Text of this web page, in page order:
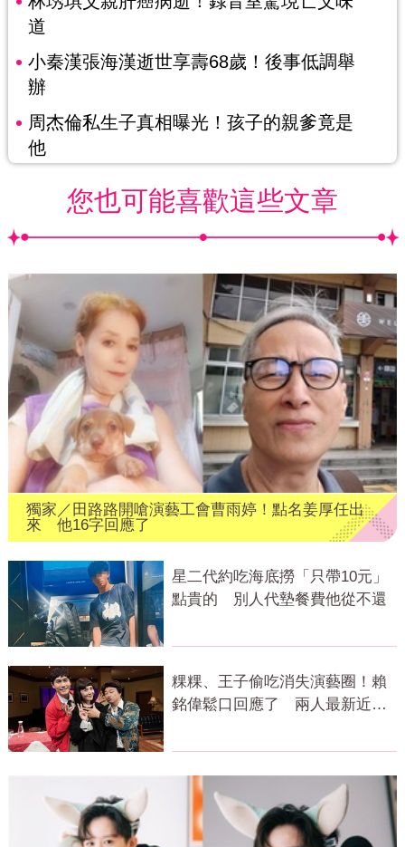
道
小秦漢張海漢逝世享壽68歲！後事低調舉
辦
周杰倫私生子真相曝光！孩子的親爹竟是
他
您也可能喜歡這些文章
獨家／田路路開嗆演藝工會曹雨婷！點名姜厚任出
來 他16字回應了
星二代約吃海底撈「只帶10元」
點貴的 別人代墊餐費他從不還
粿粿、王子偷吃消失演藝圈！賴
銘偉鬆口回應了 兩人最新近況